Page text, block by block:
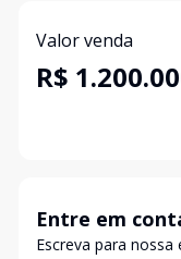
Valor venda
R$
Entre em
Escreva para nossa